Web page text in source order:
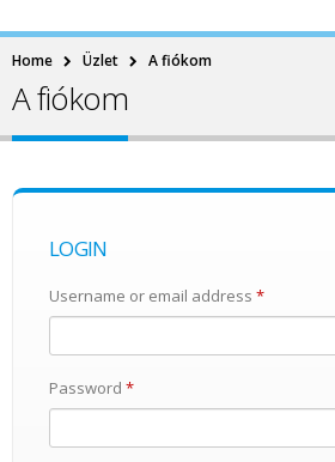
Home Üzlet A fiókom
A fiókom
LOGIN
Username or email address *
Password *